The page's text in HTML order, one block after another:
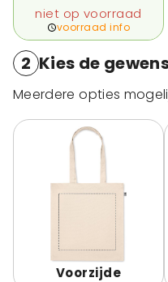
niet op voorraad
voorraad info
2 Kies de
Meerdere opties
Voorzijde